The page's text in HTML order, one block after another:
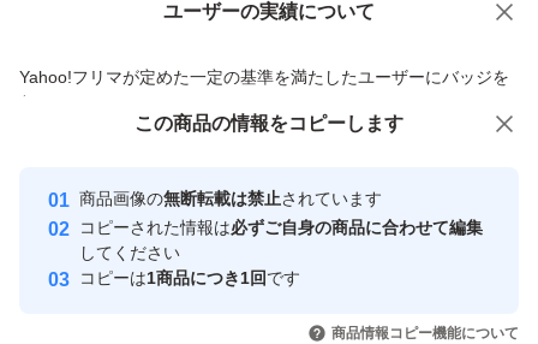
ユーザーの実績について
Yahoo!フリマが定めた一定の基準を満たしたユーザーにバッジを
付与しています
安心取引出品者
心・安全なユーザーです
取引実績
引を完了させた実績があります
価格の相談 商品への質問
この商品の情報をコピーします
商品画像の無断転載は禁止されています
コピーされた情報は必ずご自身の商品に合わせて編集
してください
コピーは1商品につき1回です
商品情報コピー機能について
この商品をみている人にオススメ